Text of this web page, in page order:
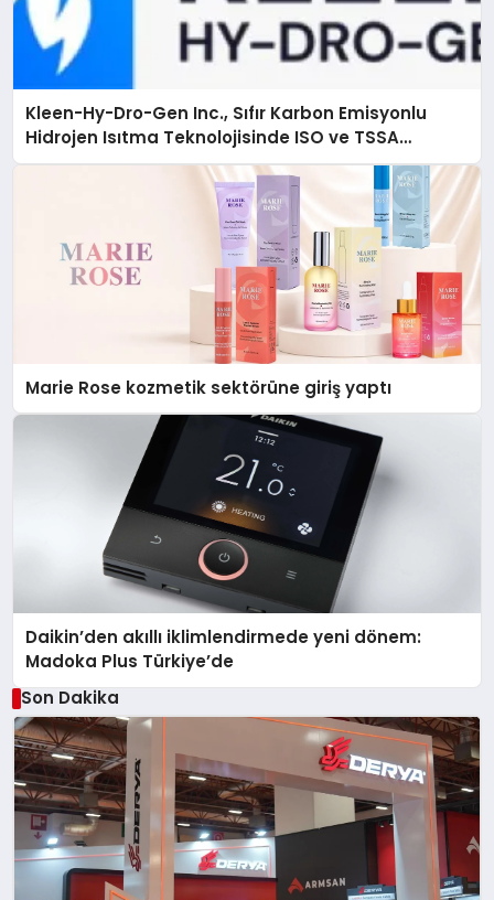
Kleen-Hy-Dro-Gen Inc., Sıfır Karbon Emisyonlu
Hidrojen Isıtma Teknolojisinde ISO ve TSSA
Düzenleyici Onaylarını Aldı
Marie Rose kozmetik sektörüne giriş yaptı
Daikin’den akıllı iklimlendirmede yeni dönem:
Madoka Plus Türkiye’de
Son Dakika